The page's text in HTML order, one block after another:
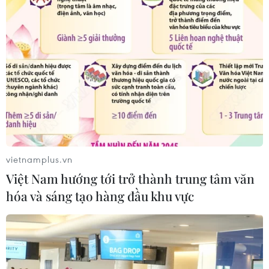
Thị trường bất động sản: Giá nhà
chưa hạ, người mua chọn lọc hơn
23/07/2026 08:48
Quảng Ninh xử lý nghiêm hành vi
nhũng nhiễu trong giải quyết thủ tục
đất đai
2.000 dự án tồn đọng, khơi thông
nguồn lực đất đai
21/07/2026 12:06
vietnamplus.vn
Việt Nam hướng tới trở thành trung tâm văn
hóa và sáng tạo hàng đầu khu vực